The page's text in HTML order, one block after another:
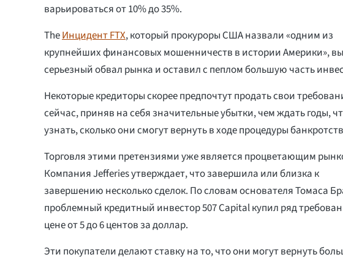
варьироваться от 10% до 35%.
TheИнцидент FTX, который прокуроры США назвали «одним из
крупнейших финансовых мошенничеств в истории Америки»,
серьезный обвал рынка и оставил с пеплом большую часть
Некоторые кредиторы скорее предпочтут продать свои
сейчас, приняв на себя значительные убытки, чем ждать годы,
узнать, сколько они смогут вернуть в ходе процедуры
Торговля этими претензиями уже является процветающим
Компания Jefferies утверждает, что завершила или близка к
завершению несколько сделок. По словам основателя Томаса
проблемный кредитный инвестор 507 Capital купил ряд
цене от 5 до 6 центов за доллар.
Эти покупатели делают ставку на то, что они могут вернуть